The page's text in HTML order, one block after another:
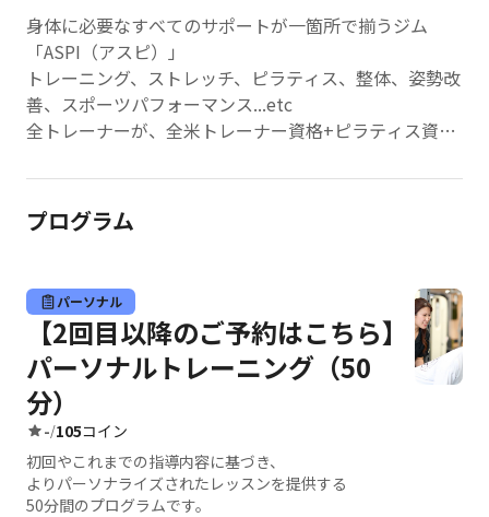
身体に必要なすべてのサポートが一箇所で揃うジム
「ASPI（アスピ）」
トレーニング、ストレッチ、ピラティス、整体、姿勢改
善、スポーツパフォーマンス...etc
全トレーナーが、全米トレーナー資格+ピラティス資格
これまでの運動歴や現在の姿勢などを分析したうえで、
最も効率的で無理のない科学的根拠に基づいた指導を提
供します。
る方も、是非一度ご体験ください。
プログラム
パーソナル
【2回目以降のご予約はこちら】
パーソナルトレーニング（50
分）
-/105コイン
初回やこれまでの指導内容に基づき、
よりパーソナライズされたレッスンを提供する
50分間のプログラムです。